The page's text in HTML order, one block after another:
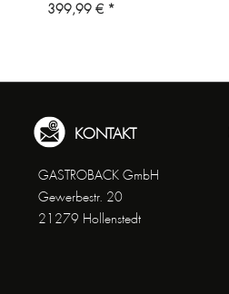
399,99 € *
KONTAKT
GASTROBACK GmbH
Gewerbestr. 20
21279 Hollenstedt